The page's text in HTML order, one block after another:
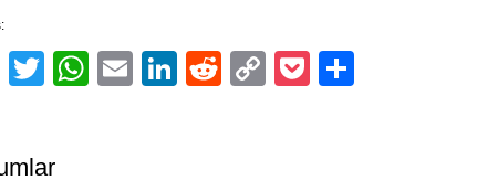
Facebook
TwitterWhatsApp
EmailLinkedIn
RedditCopyPocket